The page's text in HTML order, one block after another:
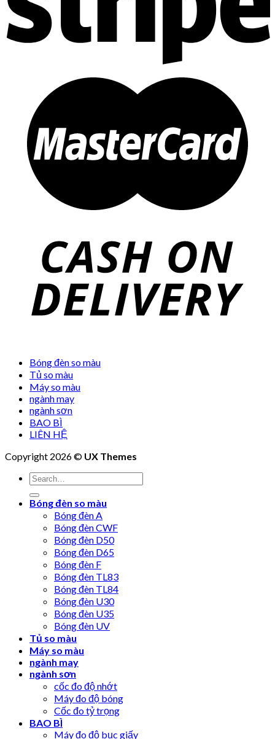
Bóng đèn so màu
Tủ so màu
Máy so màu
ngành may
ngành sơn
BAO BÌ
LIÊN HỆ
Copyright 2026 © UX Themes
Bóng đèn so màu
Bóng đèn A
Bóng đèn CWF
Bóng đèn D50
Bóng đèn D65
Bóng đèn F
Bóng đèn TL83
Bóng đèn TL84
Bóng đèn U30
Bóng đèn U35
Bóng đèn UV
Tủ so màu
Máy so màu
ngành may
ngành sơn
cốc đo độ nhớt
Máy đo độ bóng
Cốc đo tỷ trọng
BAO BÌ
Máy đo độ bục giấy